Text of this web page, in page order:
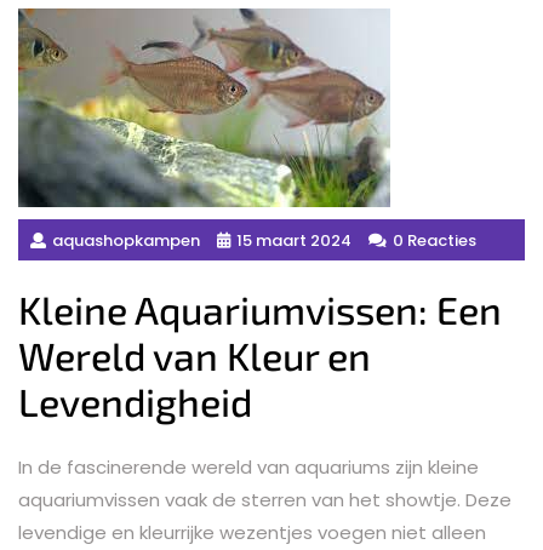
aquashopkampen 15 maart 2024 0 Reacties
Kleine Aquariumvissen: Een
Wereld van Kleur en
Levendigheid
In de fascinerende wereld van aquariums zijn kleine
aquariumvissen vaak de sterren van het showtje. Deze
levendige en kleurrijke wezentjes voegen niet alleen